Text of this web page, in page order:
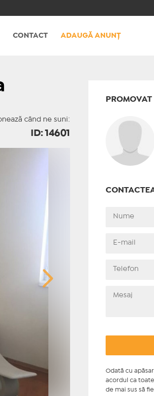
CONTACT ADAUGĂ ANUNȚ
când ne suni:
ID: 14601
PROMOVAT
Odată cu
acordul ca
de mai sus să